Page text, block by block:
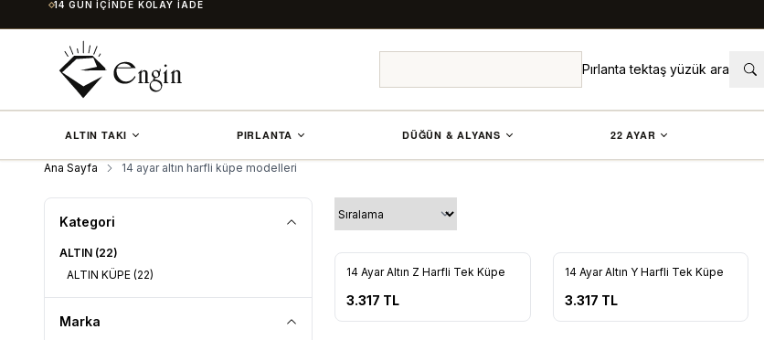
14 GÜN İÇINDE KOLAY İADE
Pırlanta tektaş yüzük ara
ALTIN TAKI PIRLANTA DÜĞÜN & ALYANS 22 AYAR
Ana Sayfa 14 ayar altın harfli küpe modelleri
Kategori
ALTIN (22)
ALTIN KÜPE (22)
Marka
14 Ayar Altın Z Harfli Tek Küpe
3.317 TL
14 Ayar Altın Y Harfli Tek Küpe
3.317 TL